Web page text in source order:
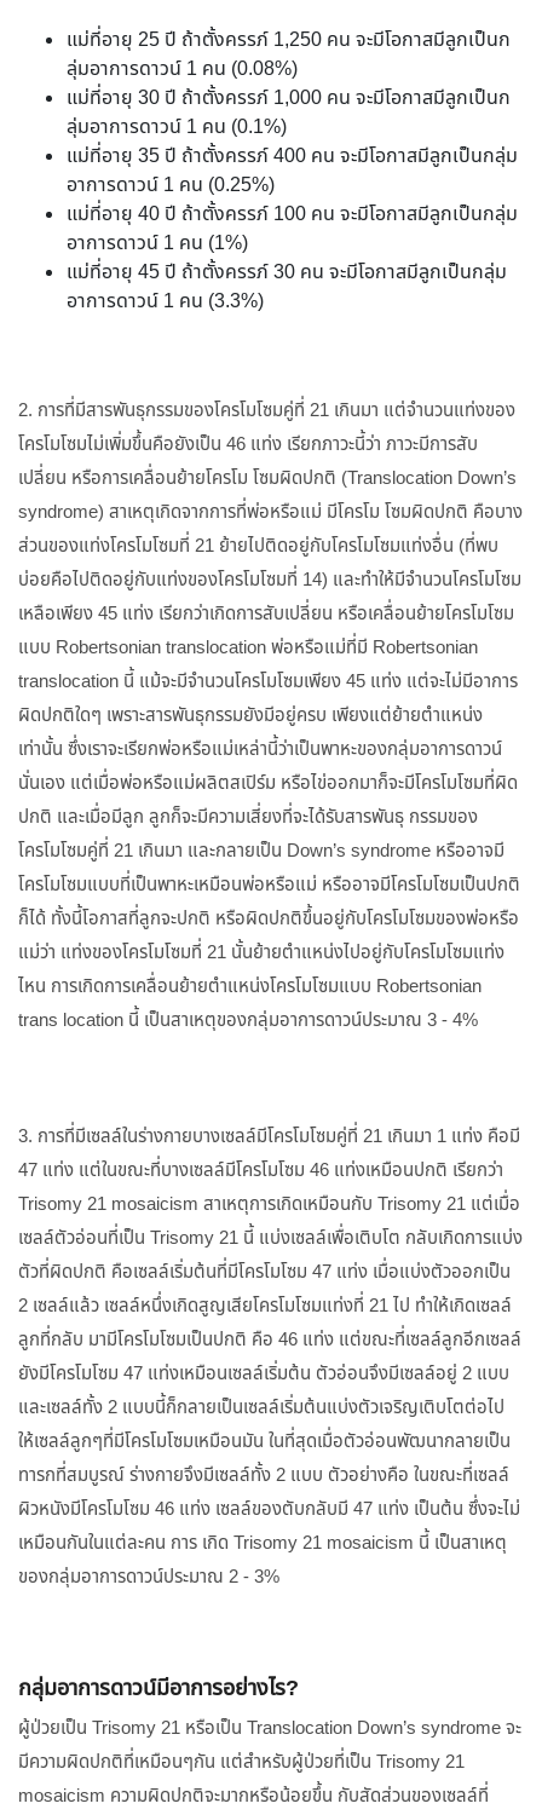
แม่ที่อายุ 25 ปี ถ้าตั้งครรภ์ 1,250 คน จะมีโอกาสมีลูกเป็นก
ลุ่มอาการดาวน์ 1 คน (0.08%)
แม่ที่อายุ 30 ปี ถ้าตั้งครรภ์ 1,000 คน จะมีโอกาสมีลูกเป็นก
ลุ่มอาการดาวน์ 1 คน (0.1%)
แม่ที่อายุ 35 ปี ถ้าตั้งครรภ์ 400 คน จะมีโอกาสมีลูกเป็นกลุ่ม
อาการดาวน์ 1 คน (0.25%)
แม่ที่อายุ 40 ปี ถ้าตั้งครรภ์ 100 คน จะมีโอกาสมีลูกเป็นกลุ่ม
อาการดาวน์ 1 คน (1%)
แม่ที่อายุ 45 ปี ถ้าตั้งครรภ์ 30 คน จะมีโอกาสมีลูกเป็นกลุ่ม
อาการดาวน์ 1 คน (3.3%)
2. การที่มีสารพันธุกรรมของโครโมโซมคู่ที่ 21 เกินมา แต่จำนวนแท่งของ
โครโมโซมไม่เพิ่มขึ้นคือยังเป็น 46 แท่ง เรียกภาวะนี้ว่า ภาวะมีการสับ
เปลี่ยน หรือการเคลื่อนย้ายโครโม โซมผิดปกติ (Translocation Down’s
syndrome) สาเหตุเกิดจากการที่พ่อหรือแม่ มีโครโม โซมผิดปกติ คือบาง
ส่วนของแท่งโครโมโซมที่ 21 ย้ายไปติดอยู่กับโครโมโซมแท่งอื่น (ที่พบ
บ่อยคือไปติดอยู่กับแท่งของโครโมโซมที่ 14) และทำให้มีจำนวนโครโมโซม
เหลือเพียง 45 แท่ง เรียกว่าเกิดการสับเปลี่ยน หรือเคลื่อนย้ายโครโมโซม
แบบ Robertsonian translocation พ่อหรือแม่ที่มี Robertsonian
translocation นี้ แม้จะมีจำนวนโครโมโซมเพียง 45 แท่ง แต่จะไม่มีอาการ
ผิดปกติใดๆ เพราะสารพันธุกรรมยังมีอยู่ครบ เพียงแต่ย้ายตำแหน่ง
เท่านั้น ซึ่งเราจะเรียกพ่อหรือแม่เหล่านี้ว่าเป็นพาหะของกลุ่มอาการดาวน์
นั่นเอง แต่เมื่อพ่อหรือแม่ผลิตสเปิร์ม หรือไข่ออกมาก็จะมีโครโมโซมที่ผิด
ปกติ และเมื่อมีลูก ลูกก็จะมีความเสี่ยงที่จะได้รับสารพันธุ กรรมของ
โครโมโซมคู่ที่ 21 เกินมา และกลายเป็น Down’s syndrome หรืออาจมี
โครโมโซมแบบที่เป็นพาหะเหมือนพ่อหรือแม่ หรืออาจมีโครโมโซมเป็นปกติ
ก็ได้ ทั้งนี้โอกาสที่ลูกจะปกติ หรือผิดปกติขึ้นอยู่กับโครโมโซมของพ่อหรือ
แม่ว่า แท่งของโครโมโซมที่ 21 นั้นย้ายตำแหน่งไปอยู่กับโครโมโซมแท่ง
ไหน การเกิดการเคลื่อนย้ายตำแหน่งโครโมโซมแบบ Robertsonian
trans location นี้ เป็นสาเหตุของกลุ่มอาการดาวน์ประมาณ 3 - 4%
3. การที่มีเซลล์ในร่างกายบางเซลล์มีโครโมโซมคู่ที่ 21 เกินมา 1 แท่ง คือมี
47 แท่ง แต่ในขณะที่บางเซลล์มีโครโมโซม 46 แท่งเหมือนปกติ เรียกว่า
Trisomy 21 mosaicism สาเหตุการเกิดเหมือนกับ Trisomy 21 แต่เมื่อ
เซลล์ตัวอ่อนที่เป็น Trisomy 21 นี้ แบ่งเซลล์เพื่อเติบโต กลับเกิดการแบ่ง
ตัวที่ผิดปกติ คือเซลล์เริ่มต้นที่มีโครโมโซม 47 แท่ง เมื่อแบ่งตัวออกเป็น
2 เซลล์แล้ว เซลล์หนึ่งเกิดสูญเสียโครโมโซมแท่งที่ 21 ไป ทำให้เกิดเซลล์
ลูกที่กลับ มามีโครโมโซมเป็นปกติ คือ 46 แท่ง แต่ขณะที่เซลล์ลูกอีกเซลล์
ยังมีโครโมโซม 47 แท่งเหมือนเซลล์เริ่มต้น ตัวอ่อนจึงมีเซลล์อยู่ 2 แบบ
และเซลล์ทั้ง 2 แบบนี้ก็กลายเป็นเซลล์เริ่มต้นแบ่งตัวเจริญเติบโตต่อไป
ให้เซลล์ลูกๆที่มีโครโมโซมเหมือนมัน ในที่สุดเมื่อตัวอ่อนพัฒนากลายเป็น
ทารกที่สมบูรณ์ ร่างกายจึงมีเซลล์ทั้ง 2 แบบ ตัวอย่างคือ ในขณะที่เซลล์
ผิวหนังมีโครโมโซม 46 แท่ง เซลล์ของตับกลับมี 47 แท่ง เป็นต้น ซึ่งจะไม่
เหมือนกันในแต่ละคน การ เกิด Trisomy 21 mosaicism นี้ เป็นสาเหตุ
ของกลุ่มอาการดาวน์ประมาณ 2 - 3%
กลุ่มอาการดาวน์มีอาการอย่างไร?
ผู้ป่วยเป็น Trisomy 21 หรือเป็น Translocation Down’s syndrome จะ
มีความผิดปกติที่เหมือนๆกัน แต่สำหรับผู้ป่วยที่เป็น Trisomy 21
mosaicism ความผิดปกติจะมากหรือน้อยขึ้น กับสัดส่วนของเซลล์ที่